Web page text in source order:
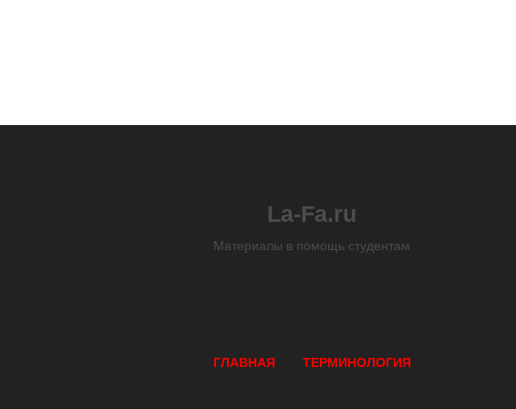
La-Fa.ru
Материалы в помощь студентам
ГЛАВНАЯ ТЕРМИНОЛОГИЯ